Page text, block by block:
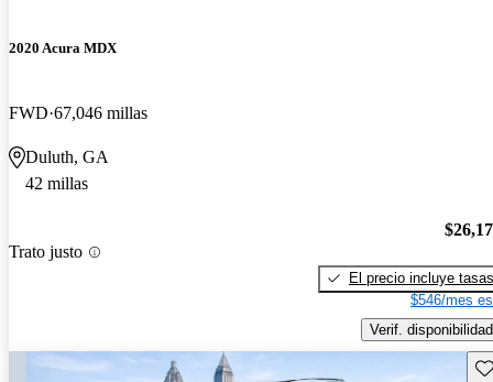
2020 Acura MDX
FWD 67,046 millas
Duluth, GA
42 millas
Trato justo
El precio incluye tasas
$546/mes
Verif. disponibilidad